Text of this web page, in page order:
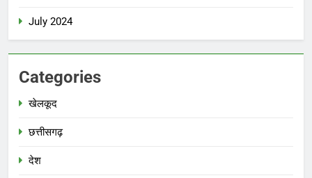
July 2024
Categories
खेलकूद
छत्तीसगढ़
देश